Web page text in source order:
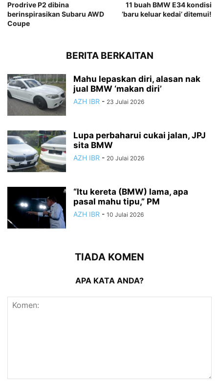
Prodrive P2 dibina
berinspirasikan Subaru AWD
Coupe
11 buah BMW E34 kondisi
‘baru keluar kedai’ ditemui!
BERITA BERKAITAN
Mahu lepaskan diri, alasan nak
jual BMW ‘makan diri’
AZH IBR - 23 Julai 2026
Lupa perbaharui cukai jalan, JPJ
sita BMW
AZH IBR - 20 Julai 2026
“Itu kereta (BMW) lama, apa
pasal mahu tipu,” PM
AZH IBR - 10 Julai 2026
TIADA KOMEN
APA KATA ANDA?